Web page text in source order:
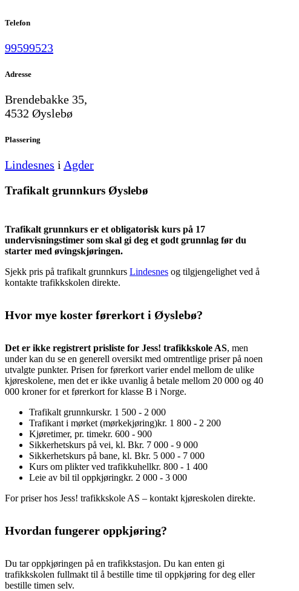
Telefon
99599523
Adresse
Brendebakke 35,
4532 Øyslebø
Plassering
Lindesnes i Agder
Trafikalt grunnkurs Øyslebø
Trafikalt grunnkurs er et obligatorisk kurs på 17
undervisningstimer som skal gi deg et godt grunnlag før du
starter med øvingskjøringen.
Sjekk pris på trafikalt grunnkurs Lindesnes og tilgjengelighet ved å
kontakte trafikkskolen direkte.
Hvor mye koster førerkort i Øyslebø?
Det er ikke registrert prisliste for Jess! trafikkskole AS, men
under kan du se en generell oversikt med omtrentlige priser på noen
utvalgte punkter. Prisen for førerkort varier endel mellom de ulike
kjøreskolene, men det er ikke uvanlig å betale mellom 20 000 og 40
000 kroner for et førerkort for klasse B i Norge.
Trafikalt grunnkurskr. 1 500 - 2 000
Trafikant i mørket (mørkekjøring)kr. 1 800 - 2 200
Kjøretimer, pr. timekr. 600 - 900
Sikkerhetskurs på vei, kl. Bkr. 7 000 - 9 000
Sikkerhetskurs på bane, kl. Bkr. 5 000 - 7 000
Kurs om plikter ved trafikkuhellkr. 800 - 1 400
Leie av bil til oppkjøringkr. 2 000 - 3 000
For priser hos Jess! trafikkskole AS – kontakt kjøreskolen direkte.
Hvordan fungerer oppkjøring?
Du tar oppkjøringen på en trafikkstasjon. Du kan enten gi
trafikkskolen fullmakt til å bestille time til oppkjøring for deg eller
bestille timen selv.